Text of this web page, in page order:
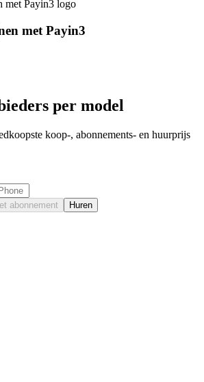
met Payin3
per model
koop-, abonnements- en huurprijs
abonnement Huren